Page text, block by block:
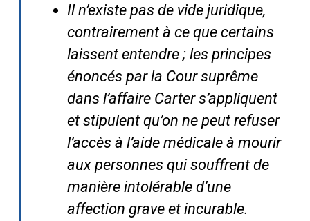
Il n’existe pas de vide juridique,
contrairement à ce que certains
laissent entendre ; les principes
énoncés par la Cour suprême
dans l’affaire Carter s’appliquent
et stipulent qu’on ne peut refuser
l’accès à l’aide médicale à mourir
aux personnes qui souffrent de
manière intolérable d’une
affection grave et incurable.